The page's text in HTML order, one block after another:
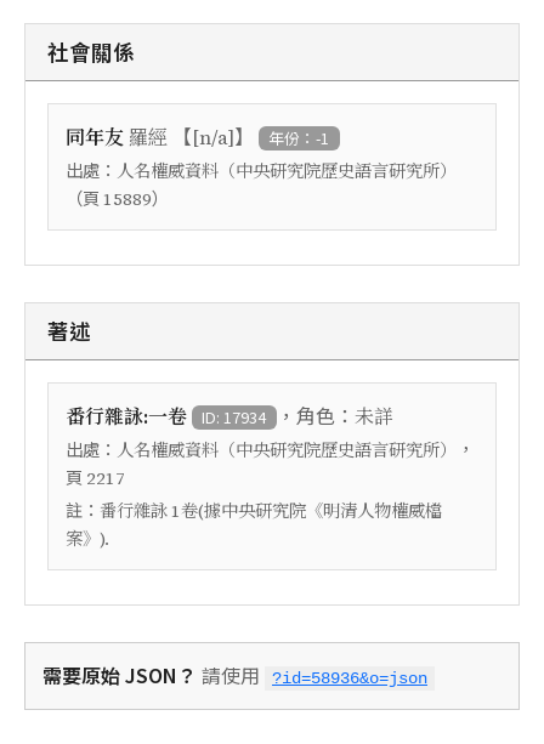
社會關係
同年友 羅經 【[n/a]】 年份：-1
出處： 人名權威資料（中央研究院歷史語言研究所）
（頁 15889）
著述
番行雜詠:一卷 ID: 17934 ，角色： 未詳
出處： 人名權威資料（中央研究院歷史語言研究所）
，
頁 2217
註： 番行雜詠 1卷(據中央研究院《明清人物權威檔
案》).
需要原始 JSON？ 請使用 ?id=58936&o=json